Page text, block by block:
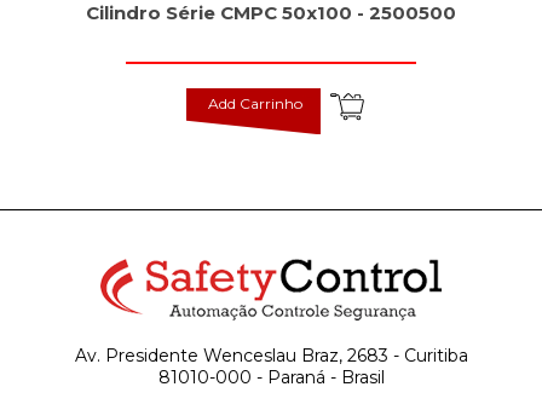
Cilindro Série CMPC 50x100 - 2500500
Add Carrinho
Av. Presidente Wenceslau Braz, 2683 - Curitiba
81010-000 - Paraná - Brasil